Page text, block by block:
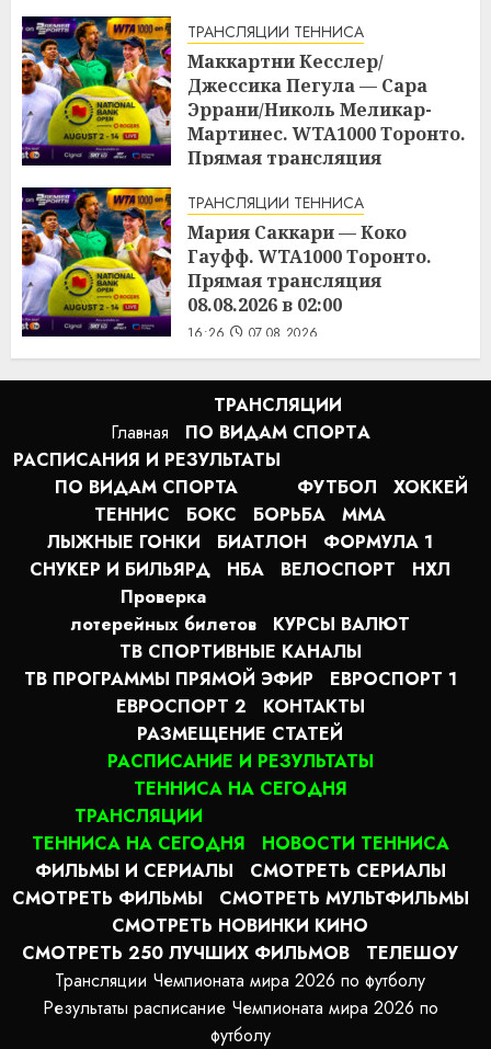
ТРАНСЛЯЦИИ ТЕННИСА
Маккартни Кесслер/
Джессика Пегула — Сара
Эррани/Николь Меликар-
Мартинес. WTA1000 Торонто.
Прямая трансляция
16:45 07.08.2026
ТРАНСЛЯЦИИ ТЕННИСА
Мария Саккари — Коко
Гауфф. WTA1000 Торонто.
Прямая трансляция
08.08.2026 в 02:00
16:26 07.08.2026
Главная
ТРАНСЛЯЦИИ
ПО ВИДАМ СПОРТA
РАСПИСАНИЯ И РЕЗУЛЬТАТЫ
ПО ВИДАМ СПОРТА
ФУТБОЛ
ХОККЕЙ
ТЕННИС
БОКС БОРЬБА
MMA
ЛЫЖНЫЕ ГОНКИ
БИАТЛОН
ФОРМУЛА 1
СНУКЕР И БИЛЬЯРД
НБА ВЕЛОСПОРТ
НХЛ
Проверка
лотерейных билетов
КУРСЫ ВАЛЮТ
ТВ СПОРТИВНЫЕ КАНАЛЫ
ТВ ПРОГРАММЫ ПРЯМОЙ ЭФИР
ЕВРОСПОРТ 1
ЕВРОСПОРТ 2
КОНТАКТЫ
РАЗМЕЩЕНИЕ СТАТЕЙ
РАСПИСАНИЕ И РЕЗУЛЬТАТЫ
ТЕННИСА НА СЕГОДНЯ
ТРАНСЛЯЦИИ
ТЕННИСА НА СЕГОДНЯ
НОВОСТИ ТЕННИСА
ФИЛЬМЫ И СЕРИАЛЫ
СМОТРЕТЬ СЕРИАЛЫ
СМОТРЕТЬ ФИЛЬМЫ
СМОТРЕТЬ МУЛЬТФИЛЬМЫ
СМОТРЕТЬ НОВИНКИ КИНО
СМОТРЕТЬ 250 ЛУЧШИХ ФИЛЬМОВ
ТЕЛЕШОУ
Трансляции Чемпионата мира 2026 по футболу
Результаты расписание Чемпионата мира 2026 по
футболу